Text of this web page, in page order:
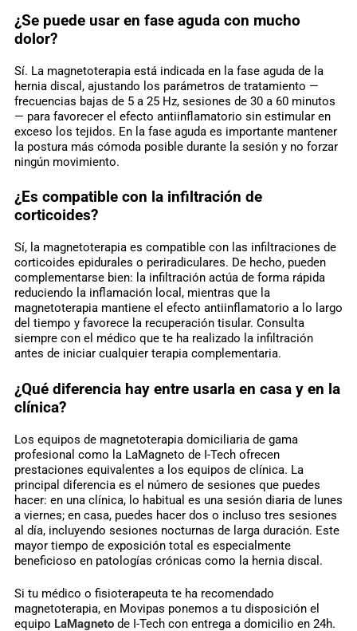
¿Se puede usar en fase aguda con mucho
dolor?
Sí. La magnetoterapia está indicada en la fase aguda de la
hernia discal, ajustando los parámetros de tratamiento —
frecuencias bajas de 5 a 25 Hz, sesiones de 30 a 60 minutos
— para favorecer el efecto antiinflamatorio sin estimular en
exceso los tejidos. En la fase aguda es importante mantener
la postura más cómoda posible durante la sesión y no forzar
ningún movimiento.
¿Es compatible con la infiltración de
corticoides?
Sí, la magnetoterapia es compatible con las infiltraciones de
corticoides epidurales o periradiculares. De hecho, pueden
complementarse bien: la infiltración actúa de forma rápida
reduciendo la inflamación local, mientras que la
magnetoterapia mantiene el efecto antiinflamatorio a lo largo
del tiempo y favorece la recuperación tisular. Consulta
siempre con el médico que te ha realizado la infiltración
antes de iniciar cualquier terapia complementaria.
¿Qué diferencia hay entre usarla en casa y en la
clínica?
Los equipos de magnetoterapia domiciliaria de gama
profesional como la LaMagneto de I-Tech ofrecen
prestaciones equivalentes a los equipos de clínica. La
principal diferencia es el número de sesiones que puedes
hacer: en una clínica, lo habitual es una sesión diaria de lunes
a viernes; en casa, puedes hacer dos o incluso tres sesiones
al día, incluyendo sesiones nocturnas de larga duración. Este
mayor tiempo de exposición total es especialmente
beneficioso en patologías crónicas como la hernia discal.
Si tu médico o fisioterapeuta te ha recomendado
magnetoterapia, en Movipas ponemos a tu disposición el
equipo LaMagnetode I-Tech con entrega a domicilio en 24h.